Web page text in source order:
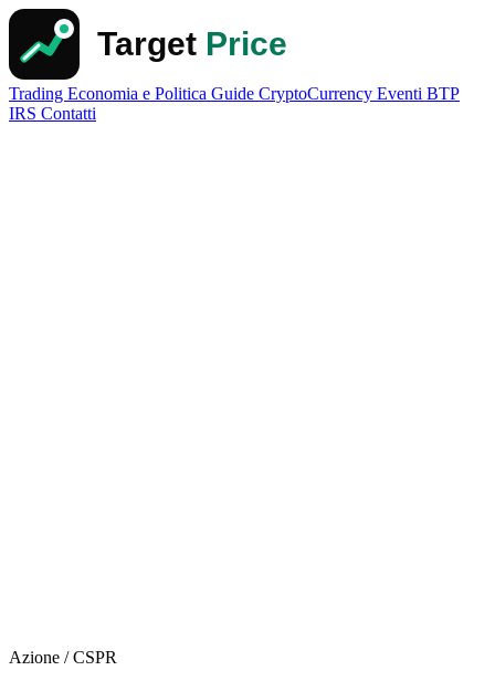
Trading Economia e Politica Guide CryptoCurrency Eventi BTP
IRS Contatti
Azione / CSPR